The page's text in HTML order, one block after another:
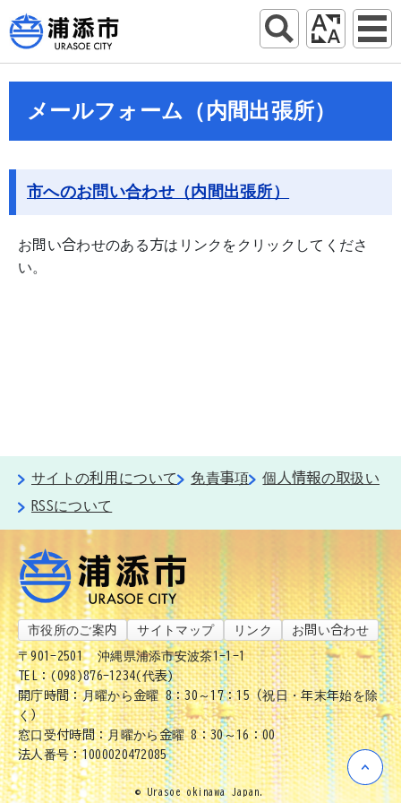
メールフォーム（内間出張所）
市へのお問い合わせ（内間出張所）
お問い合わせのある方はリンクをクリックしてくださ
い。
サイトの利用について 免責事項
個人情報の取扱い
RSSについて
市役所のご案内 サイトマップ リンク お問い合わせ
〒901-2501
沖縄県浦添市安波茶1-1-1
TEL：(098)876-1234(代表)
開庁時間：月曜から金曜 8：30～17：15（祝日・年末年始を除
く）
窓口受付時間：月曜から金曜 8：30～16：00
法人番号：1000020472085
© Urasoe okinawa Japan.